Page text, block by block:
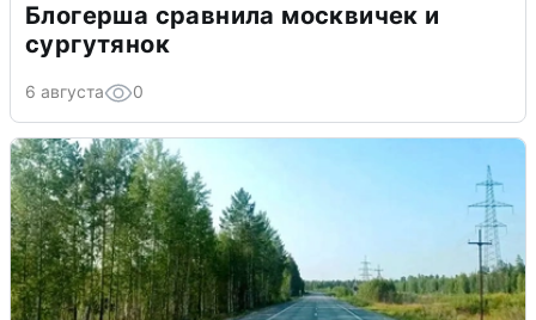
Блогерша сравнила москвичек и
сургутянок
6 августа 0